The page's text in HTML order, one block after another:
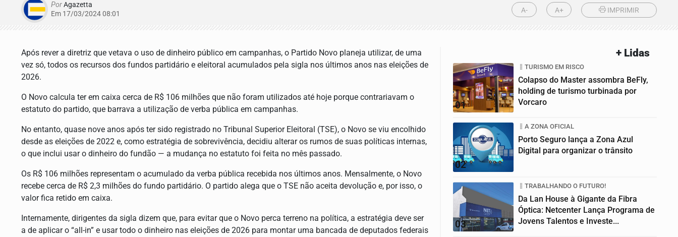
PorAgazetta
Em 17/03/2024 08:01
A- A+ IMPRIMIR
Após rever a diretriz que vetava o uso de dinheiro público em campanhas, o Partido Novo planeja utilizar, de uma
vez só, todos os recursos dos fundos partidário e eleitoral acumulados pela sigla nos últimos anos nas eleições de
2026.
O Novo calcula ter em caixa cerca de R$ 106 milhões que não foram utilizados até hoje porque contrariavam o
estatuto do partido, que barrava a utilização de verba pública em campanhas.
No entanto, quase nove anos após ter sido registrado no Tribunal Superior Eleitoral (TSE), o Novo se viu encolhido
desde as eleições de 2022 e, como estratégia de sobrevivência, decidiu alterar os rumos de suas políticas internas,
o que inclui usar o dinheiro do fundão — a mudança no estatuto foi feita no mês passado.
Os R$ 106 milhões representam o acumulado da verba pública recebida nos últimos anos. Mensalmente, o Novo
recebe cerca de R$ 2,3 milhões do fundo partidário. O partido alega que o TSE não aceita devolução e, por isso, o
valor fica retido em caixa.
Internamente, dirigentes da sigla dizem que, para evitar que o Novo perca terreno na política, a estratégia deve ser
a de aplicar o “all-in” e usar todo o dinheiro nas eleições de 2026 para montar uma bancada de deputados federais
+ Lidas
01
TURISMO EM RISCO
Colapso do Master assombra BeFly,
holding de turismo turbinada por
Vorcaro
02
A ZONA OFICIAL
Porto Seguro lança a Zona Azul
Digital para organizar o trânsito
03
TRABALHANDO O FUTURO!
Da Lan House à Gigante da Fibra
Óptica: Netcenter Lança Programa de
Jovens Talentos e Investe...